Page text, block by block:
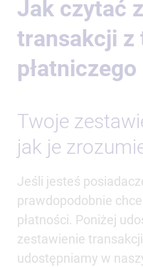
Jak czytać
transakcji z
płatniczego
Twoje
jak je
Jeśli jesteś
prawdopodobnie
płatności. Poniżej
zestawienie
udostępniamy w